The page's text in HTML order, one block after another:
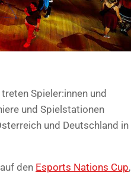
Spieler:innen und
und Spielstationen
und Deutschland in
den Esports Nations Cup,